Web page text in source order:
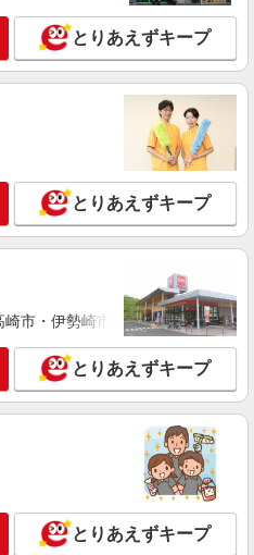
とりあえずキープ
とりあえずキープ
市・伊勢崎市・太田市・館林市
とりあえずキープ
とりあえずキープ